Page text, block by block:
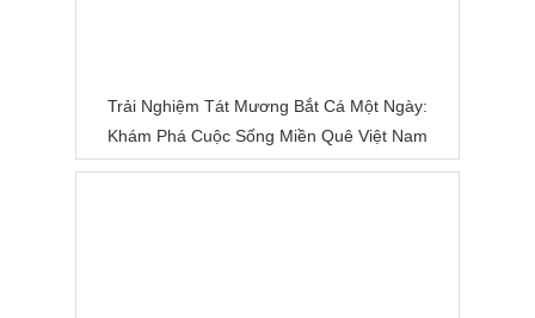
Trải Nghiệm Tát Mương Bắt Cá Một Ngày:
Khám Phá Cuộc Sống Miền Quê Việt Nam